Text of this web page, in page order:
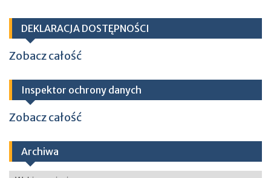
DEKLARACJA DOSTĘPNOŚCI
Zobacz całość
Inspektor ochrony danych
Zobacz całość
Archiwa